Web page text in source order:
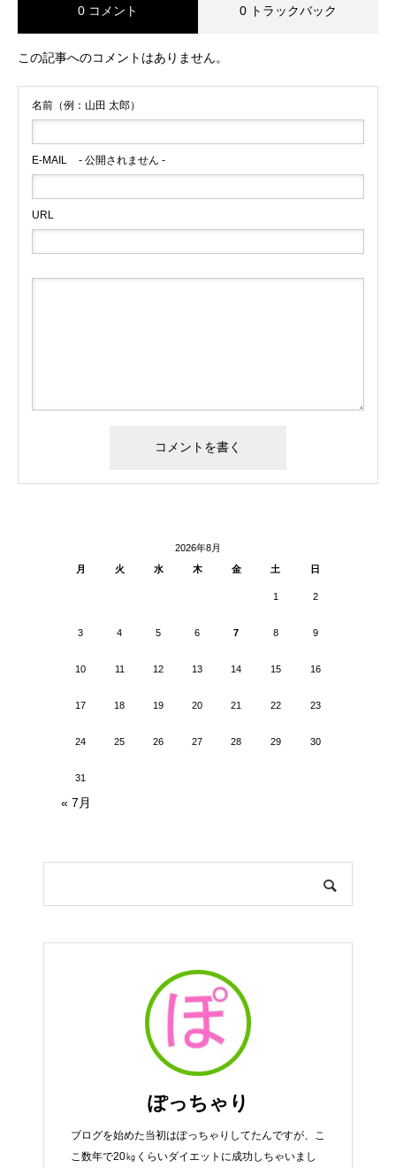
0 コメント 0 トラックバック
この記事へのコメントはありません。
名前（例：山田 太郎）
E-MAIL - 公開されません -
URL
2026年8月
月
火 水 木 金 土 日
1 2
3 4 5 6 7 8 9
10 11 12 13 14 15 16
17 18 19 20 21 22 23
24 25 26 27 28 29 30
31
« 7月
ぽっちゃり
ブログを始めた当初はぽっちゃりしてたんですが、こ
こ数年で20㎏くらいダイエットに成功しちゃいまし